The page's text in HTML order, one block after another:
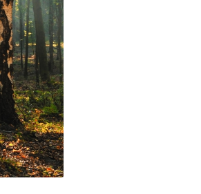
Contact
ENGLISH
Search the Knowledge base